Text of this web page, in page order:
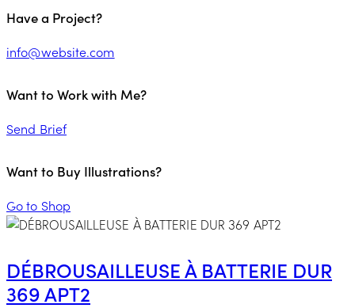
Have a Project?
info@website.com
Want to Work with Me?
Send Brief
Want to Buy Illustrations?
Go to Shop
DÉBROUSAILLEUSE À BATTERIE DUR
369 APT2